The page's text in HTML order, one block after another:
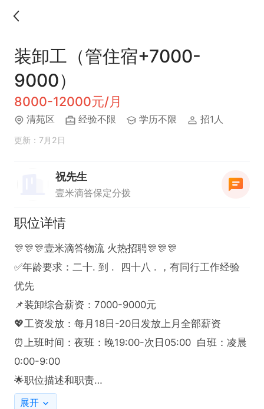
装卸工（管住宿+7000-
9000）
8000-12000元/月
清苑区 经验不限 学历不限 招1人
更新：7月2日
祝先生
壹米滴答保定分拨
职位详情
🎊🎊🎊壹米滴答物流 火热招聘🎊🎊🎊
✅年龄要求：二十. 到 .  四十八 . ，有同行工作经验
优先
📌装卸综合薪资：7000-9000元
💖工资发放：每月18日-20日发放上月全部薪资
⏰上班时间：夜班：晚19:00-次日05:00  白班：凌晨
0:00-9:00
🌟职位描述和职责
🔹保障货物的及时装卸操作，并对货物进行有序放
展开